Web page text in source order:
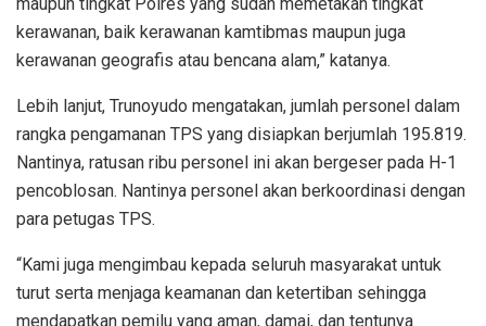
kerawanan, baik kerawanan kamtibmas maupun juga
kerawanan geografis atau bencana alam,” katanya.
Lebih lanjut, Trunoyudo mengatakan, jumlah personel dalam
rangka pengamanan TPS yang disiapkan berjumlah 195.819.
Nantinya, ratusan ribu personel ini akan bergeser pada H-1
pencoblosan. Nantinya personel akan berkoordinasi dengan
para petugas TPS.
“Kami juga mengimbau kepada seluruh masyarakat untuk
turut serta menjaga keamanan dan ketertiban sehingga
mendapatkan pemilu yang aman, damai, dan tentunya